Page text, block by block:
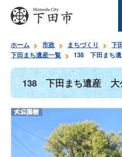
ホーム 市政 まちづくり
下
下田まち遺産一覧
138 下田まち
138 下田まち遺産 大